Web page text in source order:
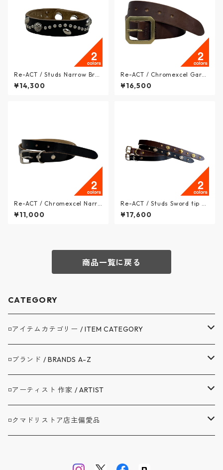
Re-ACT / Studs Narrow Brac
e - クロムエクセルレザー ス
タッズナローブレスレット - 2
¥14,300
Re-ACT / Chromexcel Garri
son Belt - クロムエクエルレ
ザー ギャリソンベルト - 2col
¥16,500
Re-ACT / Chromexcel Narro
w Belt - クロムエクエル ナロ
ー レザーベルト - 2colors - R
¥11,000
Re-ACT / Studs Sword tip N
arrow Long Belt - スタッズ
ソードチップ ナロー レザーロ
¥17,600
商品一覧に戻る
CATEGORY
◽️アイテムカテゴリー / ITEM CATEGORY
▼アウター / OUTER
コート / COAT
ジャケット / JACKET
▼トップス / TOPS
シャツ / SHIRTS
▼ボトムス / BOTTOMS
◽️ブランド / BRANDS A-Z
A.G.SPALDING&BROS. / スポルディング
BAG'n'NOUN / バッグンナウン
◽️アーティスト 作家 / ARTIST
BANDAIYA(ばんだいや)
◽️クマドリストア店主偏愛品